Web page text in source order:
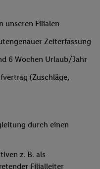
unseren Filialen
Zeiterfassung
6 Wochen Urlaub/Jahr
(Zuschläge,
durch einen
z. B. als
Filialleiter